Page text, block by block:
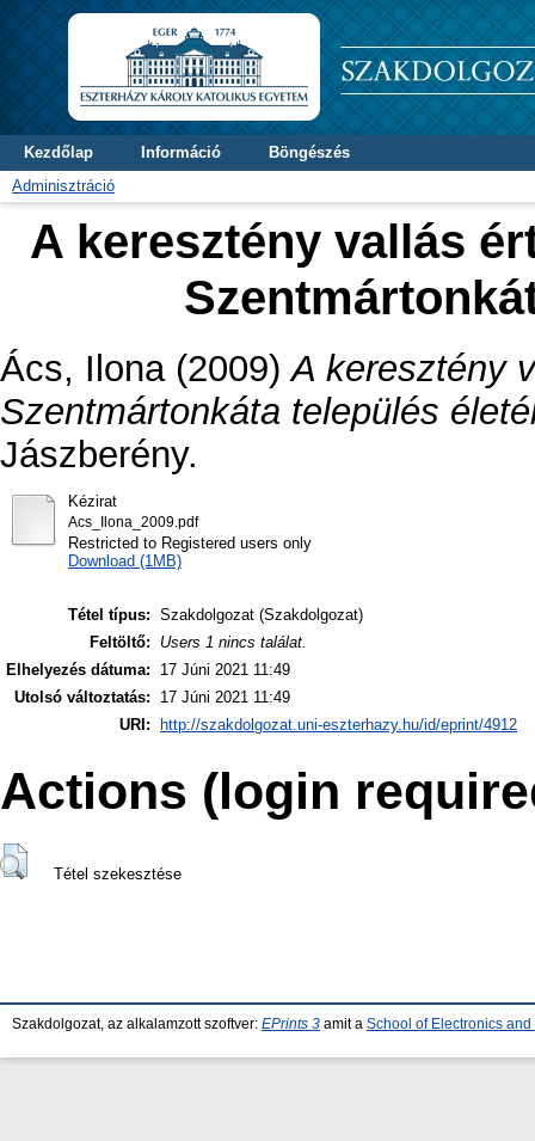
Kezdőlap Információ
Böngészés
Adminisztráció
A keresztény vallás
Ács, Ilona(2009)A keresztény
Szentmártonkáta település
Jászberény.
Kézirat
Acs_Ilona_2009.pdf
Restricted to Registered users only
Download (1MB)
Tétel típus: Szakdolgozat (Szakdolgozat)
Feltöltő:
Users 1 nincs találat.
Elhelyezés dátuma:
17 Júni 2021 11:49
Utolsó változtatás:
17 Júni 2021 11:49
URI:
http://szakdolgozat.uni-eszterhazy.hu/id/eprint/4912
Actions (login
Tétel szekesztése
Szakdolgozat, az alkalamzott szoftver: EPrints 3 amit a School of Electronics